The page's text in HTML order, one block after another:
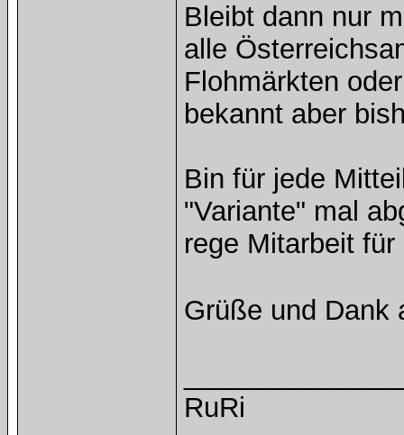
Bleibt dann nur
alle
Flohmärkten
bekannt aber
Bin für jede
"Variante" mal
rege Mitarbeit
Grüße und Dank
RuRi